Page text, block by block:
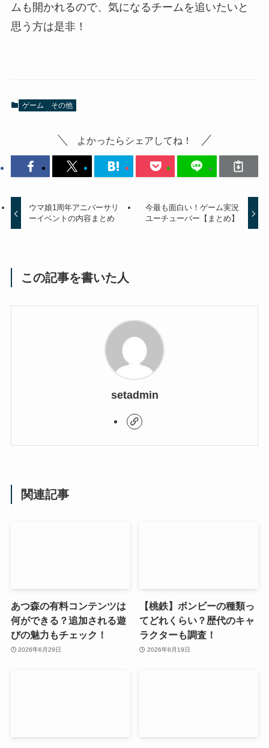
ムも開かれるので、気になるチームを追いたいと
思う方は是非！
ゲーム その他
よかったらシェアしてね！
ウマ娘1周年アニバーサリ
ーイベントの内容まとめ
今最も面白い！ゲーム実況
ユーチューバー【まとめ】
この記事を書いた人
setadmin
関連記事
あつ森の有料コンテンツは
何ができる？追加される遊
びの魅力もチェック！
2026年6月29日
【桃鉄】ボンビーの種類っ
てどれくらい？歴代のキャ
ラクターも調査！
2026年6月19日